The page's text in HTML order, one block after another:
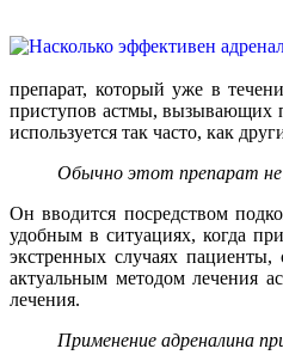
препарат, который уже в
приступов астмы, вызывающих
используется так часто, как
Обычно этот препарат не
Он вводится посредством
удобным в ситуациях, когда
экстренных случаях
актуальным методом лечения
лечения.
Применение адреналина